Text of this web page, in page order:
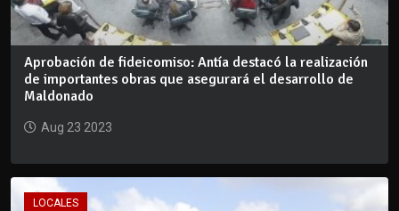
Aprobación de fideicomiso: Antía destacó la realización
de importantes obras que asegurará el desarrollo de
Maldonado
Aug 23 2023
LOCALES